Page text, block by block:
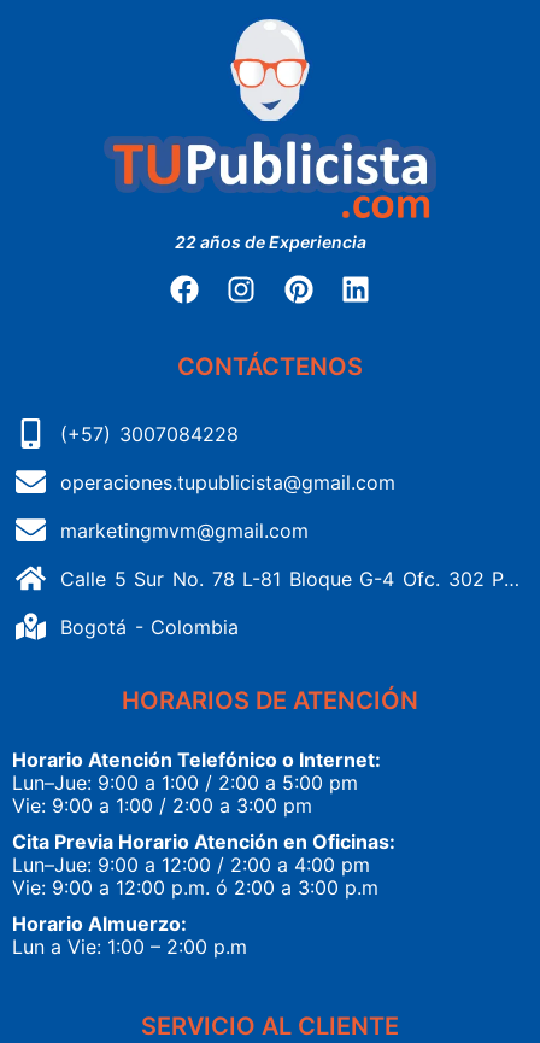
22 años de Experiencia
CONTÁCTENOS
(+57) 3007084228
operaciones.tupublicista@gmail.com
marketingmvm@gmail.com
Calle 5 Sur No. 78 L-81 Bloque G-4 Ofc. 302 Portería 1 Banderas - Kennedy
Bogotá - Colombia
HORARIOS DE ATENCIÓN
Horario Atención Telefónico o Internet:
Lun–Jue: 9:00 a 1:00 / 2:00 a 5:00 pm
Vie: 9:00 a 1:00 / 2:00 a 3:00 pm
Cita Previa Horario Atención en Oficinas:
Lun–Jue: 9:00 a 12:00 / 2:00 a 4:00 pm
Vie: 9:00 a 12:00 p.m. ó 2:00 a 3:00 p.m
Horario Almuerzo:
Lun a Vie: 1:00 – 2:00 p.m
SERVICIO AL CLIENTE